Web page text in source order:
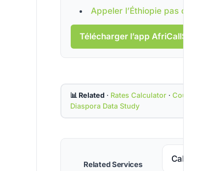
Appeler l’Éthiopie pas cher
Télécharger l’app AfriCallShop →
📊 Related· Rates Calculator· Country
Diaspora Data Study
Related Services
Call